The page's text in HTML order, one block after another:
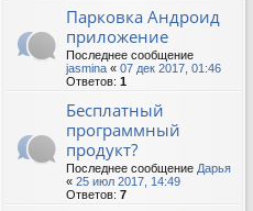
Парковка Андроид
приложение
Последнее сообщение
jasmina « 07 дек 2017, 01:46
Ответов: 1
Бесплатный
программный
продукт?
Последнее сообщение Дарья
« 25 июл 2017, 14:49
Ответов: 7